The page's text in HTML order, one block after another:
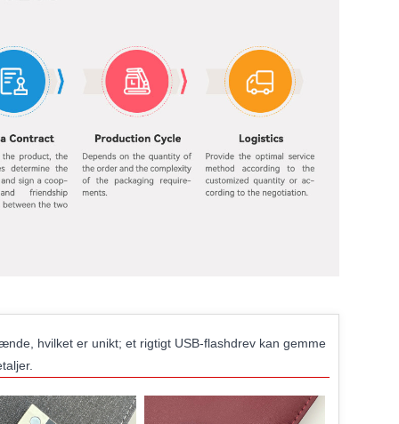
hvilket er unikt; et rigtigt USB-flashdrev kan gemme